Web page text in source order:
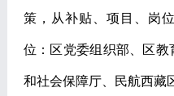
策，从补贴、项目、岗
位：区党委组织部、区
和社会保障厅、民航西藏